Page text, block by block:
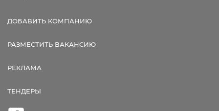
ДОБАВИТЬ КОМПАНИЮ
РАЗМЕСТИТЬ ВАКАНСИЮ
РЕКЛАМА
ТЕНДЕРЫ